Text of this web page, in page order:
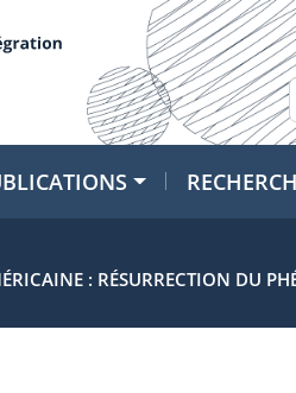
: RÉSURRECTION DU